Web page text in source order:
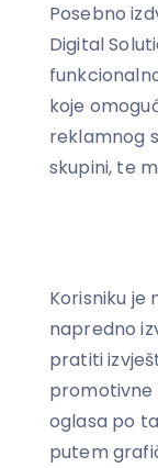
Posebno
Digital
koje
reklamnog
skupini, te
Korisniku je
napredno
pratiti
promotivne
oglasa po
putem